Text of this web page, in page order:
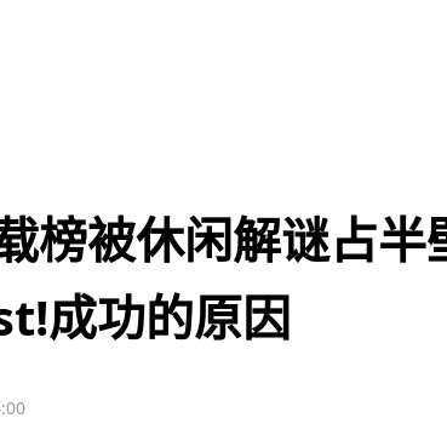
榜被休闲解谜占半
成功的原因